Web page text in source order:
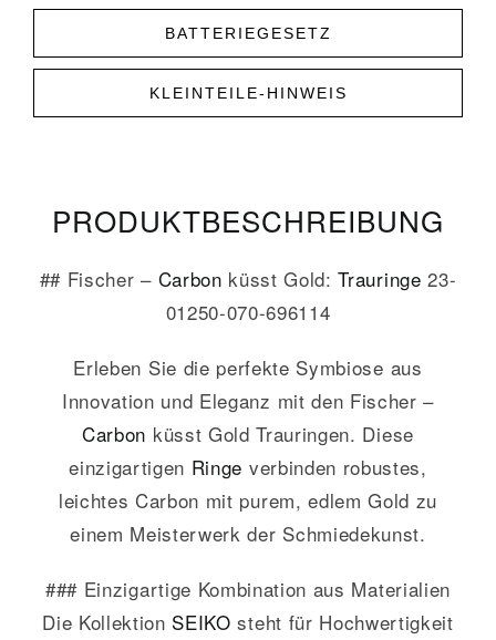
BATTERIEGESETZ
KLEINTEILE-HINWEIS
PRODUKT­­BESCHREIBUNG
## Fischer – Carbon küsst Gold:Trauringe 23-
01250-070-696114
Erleben Sie die perfekte Symbiose aus
Innovation und Eleganz mit den Fischer –
Carbon küsst Gold Trauringen. Diese
einzigartigen Ringe verbinden robustes,
leichtes Carbon mit purem, edlem Gold zu
einem Meisterwerk der Schmiedekunst.
### Einzigartige Kombination aus Materialien
Die Kollektion SEIKO steht für Hochwertigkeit